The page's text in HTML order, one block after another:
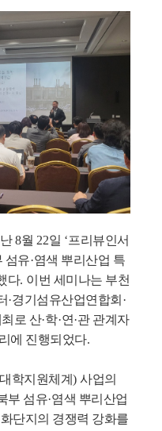
8월 22일 ‘프리뷰인서
섬유·염색 뿌리산업 특
다. 이번 세미나는 부천
·경기섬유산업연합회 ·
로 산·학·연·관 관계자
에 진행되었다.
학지원체계 ) 사업의
부 섬유·염색 뿌리산업
단지의 경쟁력 강화를